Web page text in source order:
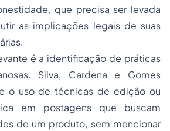
que precisa ser levada
as implicações legais de suas
é a identificação de práticas
Silva, Cardena e Gomes
o uso de técnicas de edição ou
em postagens que buscam
de um produto, sem mencionar